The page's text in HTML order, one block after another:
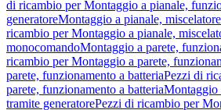
di ricambio per Montaggio a pianale,
generatoreMontaggio a pianale,
ricambio per Montaggio a pianale,
monocomandoMontaggio a parete,
ricambio per Montaggio a parete,
parete, funzionamento a batteriaPezzi di
parete, funzionamento a batteriaMontaggio
tramite generatorePezzi di ricambio per